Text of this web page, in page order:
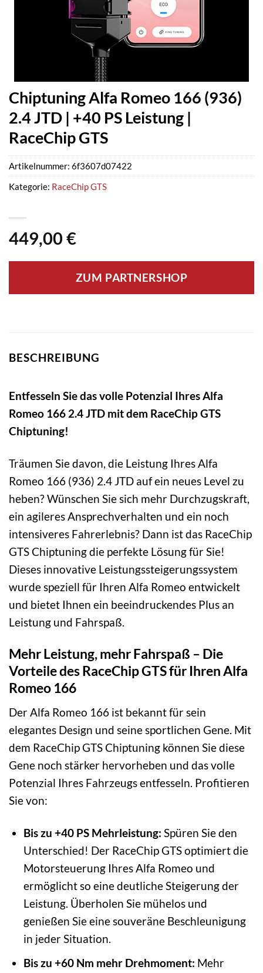
Chiptuning Alfa Romeo 166 (936)
2.4 JTD | +40 PS Leistung |
RaceChip GTS
449,00 €
ZUM PARTNERSHOP
Artikelnummer: 6f3607d07422
Kategorie: RaceChip GTS
BESCHREIBUNG
Entfesseln Sie das volle Potenzial Ihres Alfa
Romeo 166 2.4 JTD mit dem RaceChip GTS
Chiptuning!
Träumen Sie davon, die Leistung Ihres Alfa
Romeo 166 (936) 2.4 JTD auf ein neues Level zu
heben? Wünschen Sie sich mehr Durchzugskraft,
ein agileres Ansprechverhalten und ein noch
intensiveres Fahrerlebnis? Dann ist das RaceChip
GTS Chiptuning die perfekte Lösung für Sie!
Dieses innovative Leistungssteigerungssystem
wurde speziell für Ihren Alfa Romeo entwickelt
und bietet Ihnen ein beeindruckendes Plus an
Leistung und Fahrspaß.
Mehr Leistung, mehr Fahrspaß – Die
Vorteile des RaceChip GTS für Ihren Alfa
Romeo 166
Der Alfa Romeo 166 ist bekannt für sein
elegantes Design und seine sportlichen Gene. Mit
dem RaceChip GTS Chiptuning können Sie diese
Gene noch stärker hervorheben und das volle
Potenzial Ihres Fahrzeugs entfesseln. Profitieren
Sie von:
Bis zu +40 PS Mehrleistung: Spüren Sie den
Unterschied! Der RaceChip GTS optimiert die
Motorsteuerung Ihres Alfa Romeo und
ermöglicht so eine deutliche Steigerung der
Leistung. Überholen Sie mühelos und
genießen Sie eine souveräne Beschleunigung
in jeder Situation.
Bis zu +60 Nm mehr Drehmoment: Mehr